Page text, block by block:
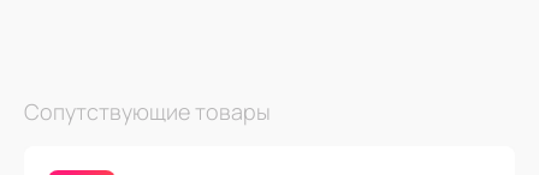
Сопутствующие товары